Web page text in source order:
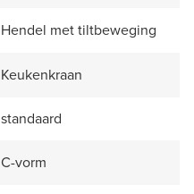
Hendel met tiltbeweging
Keukenkraan
standaard
C-vorm